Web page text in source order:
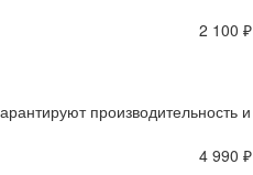
2 100 ₽
производительность и
4 990 ₽